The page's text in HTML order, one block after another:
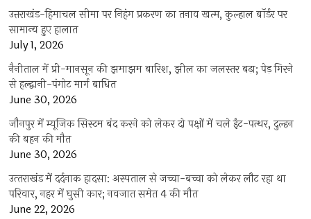
उत्तराखंड-हिमाचल सीमा पर निहंग प्रकरण का तनाव खत्म, कुल्हाल बॉर्डर पर
सामान्य हुए हालात
July 1, 2026
नैनीताल में प्री-मानसून की झमाझम बारिश, झील का जलस्तर बढ़ा; पेड़ गिरने
से हल्द्वानी-पंगोट मार्ग बाधित
June 30, 2026
जौनपुर में म्यूजिक सिस्टम बंद करने को लेकर दो पक्षों में चले ईंट-पत्थर, दुल्हन
की बहन की मौत
June 30, 2026
उत्‍तराखंड में दर्दनाक हादसा: अस्पताल से जच्चा-बच्चा को लेकर लौट रहा था
परिवार, नहर में घुसी कार; नवजात समेत 4 की मौत
June 22, 2026